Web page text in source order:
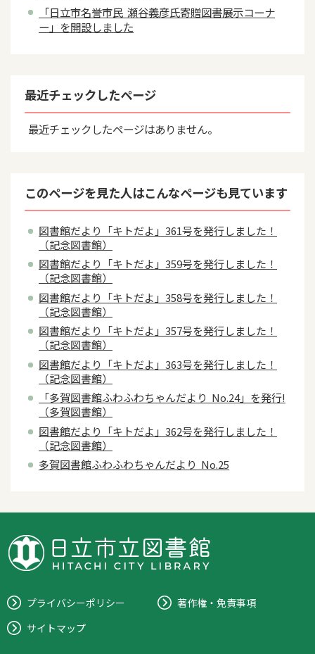
「日立市名誉市民 瀬谷義彦氏寄贈図書展示コーナ
ー」を開設しました
最近チェックしたページ
最近チェックしたページはありません。
このページを見た人はこんなページも見ています
図書館だより「キトだよ」361号を発行しました！
（記念図書館）
図書館だより「キトだよ」359号を発行しました！
（記念図書館）
図書館だより「キトだよ」358号を発行しました！
（記念図書館）
図書館だより「キトだよ」357号を発行しました！
（記念図書館）
図書館だより「キトだよ」363号を発行しました！
（記念図書館）
「多賀図書館ふわふわちゃんだより No.24」を発行!
（多賀図書館）
図書館だより「キトだよ」362号を発行しました！
（記念図書館）
多賀図書館ふわふわちゃんだより No.25
プライバシーポリシー
著作権・免責事項
サイトマップ